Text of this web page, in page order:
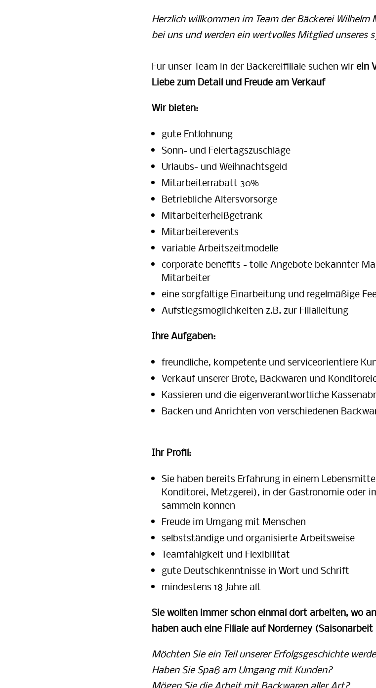
Herzlich willkommen im Team der Bäckerei Wilhelm
bei uns und werden ein wertvolles Mitglied unseres
Für unser Team in der Bäckereifiliale suchen wirein
Liebe zum Detail und Freude am Verkauf
Wir bieten:
gute Entlohnung
Sonn- und Feiertagszuschläge
Urlaubs- und Weihnachtsgeld
Mitarbeiterrabatt 30%
Betriebliche Altersvorsorge
Mitarbeiterheißgetränk
Mitarbeiterevents
variable Arbeitszeitmodelle
corporate benefits - tolle Angebote bekannter
Mitarbeiter
eine sorgfältige Einarbeitung und regelmäßige
Aufstiegsmöglichkeiten z.B. zur Filialleitung
Ihre Aufgaben:
freundliche, kompetente und serviceorientiere
Verkauf unserer Brote, Backwaren und
Kassieren und die eigenverantwortliche
Backen und Anrichten von verschiedenen
Ihr Profil:
Sie haben bereits Erfahrung in einem
Konditorei, Metzgerei), in der Gastronomie oder
sammeln können
Freude im Umgang mit Menschen
selbstständige und organisierte Arbeitsweise
Teamfähigkeit und Flexibilität
gute Deutschkenntnisse in Wort und Schrift
mindestens 18 Jahre alt
Sie wollten immer schon einmal dort arbeiten, wo
haben auch eine Filiale auf Norderney
Möchten Sie ein Teil unserer Erfolgsgeschichte
Haben Sie Spaß am Umgang mit Kunden?
Mögen Sie die Arbeit mit Backwaren aller Art?